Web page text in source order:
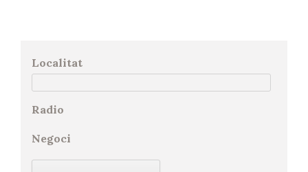
Localitat
Radio
Negoci